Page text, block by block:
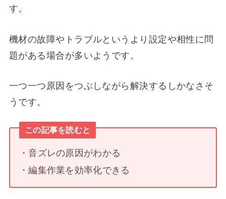
す。
機材の故障やトラブルというより設定や相性に問
題がある場合が多いようです。
一つ一つ原因をつぶしながら解決するしかなさそ
うです。
この記事を読むと
・音ズレの原因がわかる
・編集作業を効率化できる